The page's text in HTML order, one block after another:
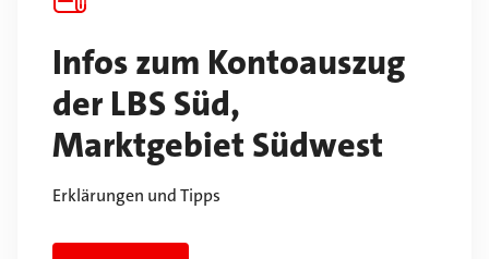
Infos zum Kontoauszug
der LBS Süd,
Marktgebiet Südwest
Erklärungen und Tipps